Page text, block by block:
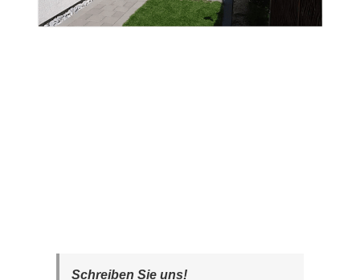
Schreiben Sie uns!